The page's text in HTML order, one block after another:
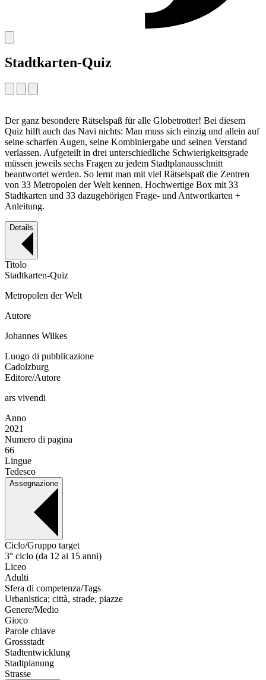
Stadtkarten-Quiz
Der ganz besondere Rätselspaß für alle Globetrotter! Bei diesem
Quiz hilft auch das Navi nichts: Man muss sich einzig und allein auf
seine scharfen Augen, seine Kombiniergabe und seinen Verstand
verlassen. Aufgeteilt in drei unterschiedliche Schwierigkeitsgrade
müssen jeweils sechs Fragen zu jedem Stadtplanausschnitt
beantwortet werden. So lernt man mit viel Rätselspaß die Zentren
von 33 Metropolen der Welt kennen. Hochwertige Box mit 33
Stadtkarten und 33 dazugehörigen Frage- und Antwortkarten +
Anleitung.
Details
Titolo
Stadtkarten-Quiz
Metropolen der Welt
Autore
Johannes Wilkes
Luogo di pubblicazione
Cadolzburg
Editore/Autore
ars vivendi
Anno
2021
Numero di pagina
66
Lingue
Tedesco
Assegnazione
Ciclo/Gruppo target
3° ciclo (da 12 ai 15 anni)
Liceo
Adulti
Sfera di competenza/Tags
Urbanistica; città, strade, piazze
Genere/Medio
Gioco
Parole chiave
Grossstadt
Stadtentwicklung
Stadtplanung
Strasse